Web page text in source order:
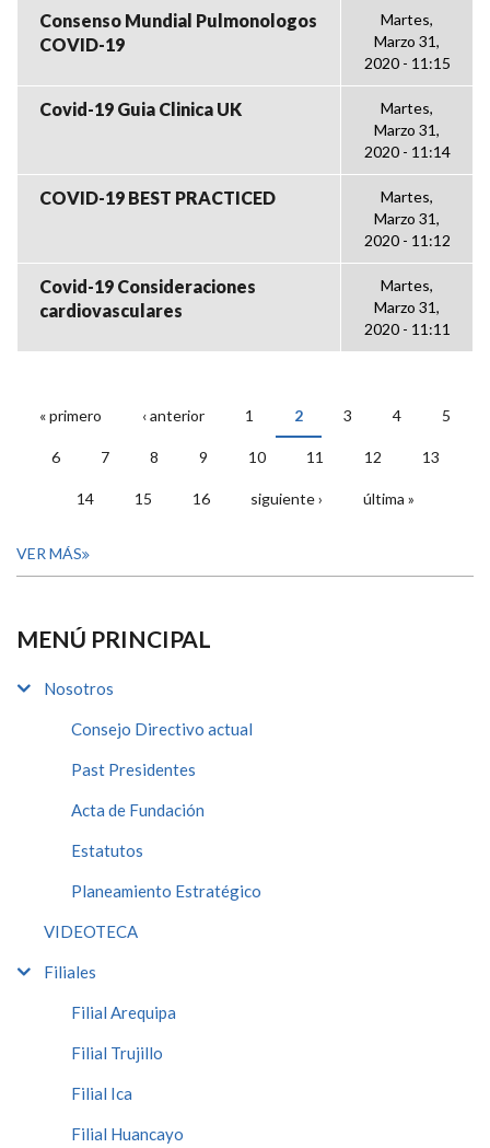
Consenso Mundial Pulmonologos
COVID-19
Martes,
Marzo 31,
2020 - 11:15
Covid-19 Guia Clinica UK
Martes,
Marzo 31,
2020 - 11:14
COVID-19 BEST PRACTICED
Martes,
Marzo 31,
2020 - 11:12
Covid-19 Consideraciones
cardiovasculares
Martes,
Marzo 31,
2020 - 11:11
PÁGINAS
« primero ‹ anterior 1 2 3 4 5
6 7 8 9 10 11 12 13
14 15 16 siguiente › última »
VER MÁS
MENÚ PRINCIPAL
Nosotros
Consejo Directivo actual
Past Presidentes
Acta de Fundación
Estatutos
Planeamiento Estratégico
VIDEOTECA
Filiales
Filial Arequipa
Filial Trujillo
Filial Ica
Filial Huancayo